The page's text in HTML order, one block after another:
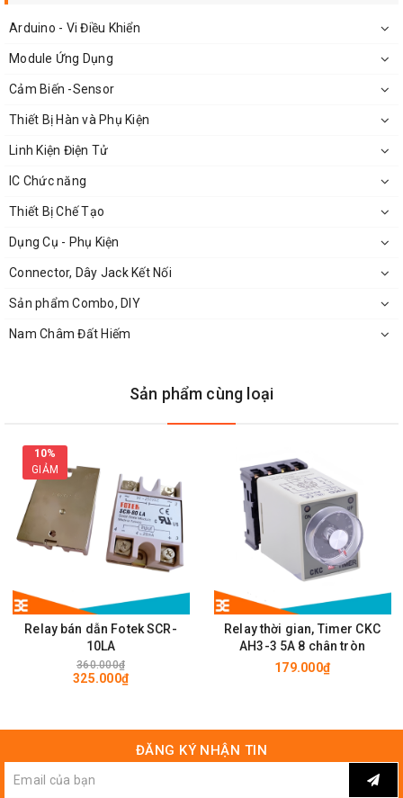
Tuổi thọ: 5.000.000 lần (Cơ khí); 1.00,000 lần ( Công suất
định mức)
Phạm vi thời gian: 0-999 Phút
Lắp kết hợp cùng đế 8 chân tròn
ANLY TMER ASY-3D 220VAC-5A
Arduino - Vi Điều Khiển
Module Ứng Dụng
Cảm Biến -Sensor
Thiết Bị Hàn và Phụ Kiện
Linh Kiện Điện Tử
IC Chức năng
Thiết Bị Chế Tạo
Dụng Cụ - Phụ Kiện
Connector, Dây Jack Kết Nối
Sản phẩm Combo, DIY
Nam Châm Đất Hiếm
Sản phẩm cùng loại
10%
GIẢM
Relay bán dẫn Fotek SCR-
10LA
360.000₫
325.000₫
Relay thời gian, Timer CKC
AH3-3 5A 8 chân tròn
179.000₫
ĐĂNG KÝ NHẬN TIN